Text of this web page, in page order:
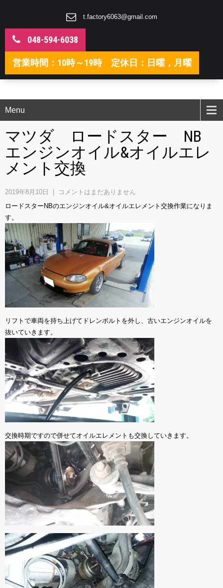
t.factory6063@gmail.com
048-594-6038
営業時間：10時～19時 定休日：日曜，月曜
Menu
マツダ ロードスター NB
エンジンオイル&オイルエレ
メント交換
2019年8月10日
コメントはまだありません
ロードスターNBのエンジンオイル&オイルエレメント交換作業になりま
す。
リフトで車両を持ち上げてドレンボルトを外し、古いエンジンオイルを
抜いていきます。
交換時期ですので併せてオイルエレメントも交換していきます。